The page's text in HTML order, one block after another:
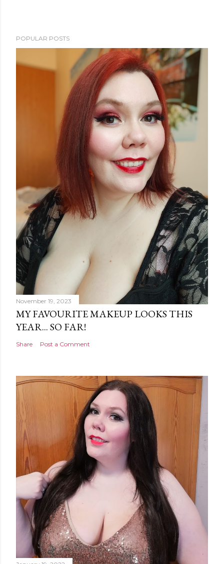
t
a
POPULAR POSTS
November 19, 2023
MY FAVOURITE MAKEUP LOOKS THIS
YEAR... SO FAR!
Share Post a Comment